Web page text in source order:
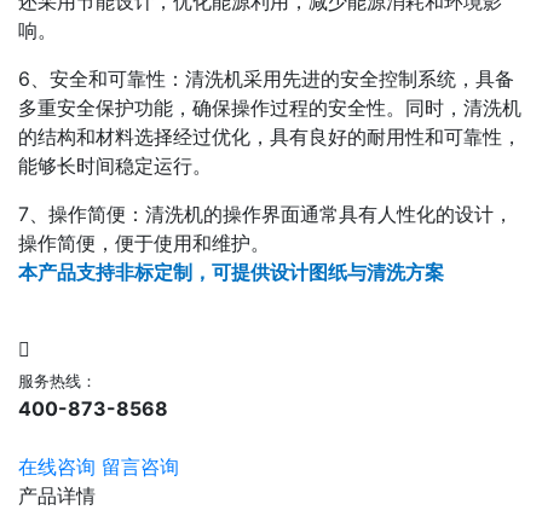
响。
6、安全和可靠性：清洗机采用先进的安全控制系统，具备
多重安全保护功能，确保操作过程的安全性。同时，清洗机
的结构和材料选择经过优化，具有良好的耐用性和可靠性，
能够长时间稳定运行。
7、操作简便：清洗机的操作界面通常具有人性化的设计，
操作简便，便于使用和维护。
本产品支持非标定制，可提供设计图纸与清洗方案
服务热线：
400-873-8568
在线咨询 留言咨询
产品详情